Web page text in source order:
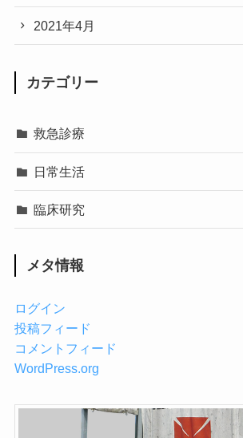
2021年4月
カテゴリー
救急診療
日常生活
臨床研究
メタ情報
ログイン
投稿フィード
コメントフィード
WordPress.org